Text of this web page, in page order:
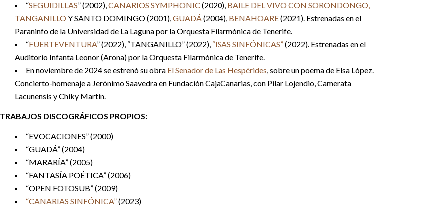
“SEGUIDILLAS” (2002),CANARIOS SYMPHONIC (2020), BAILE DEL VIVO CON SORONDONGO,
TANGANILLOY SANTO DOMINGO (2001),GUADÁ(2004), BENAHOARE(2021). Estrenadas en el
Paraninfo de la Universidad de La Laguna por la Orquesta Filarmónica de Tenerife.
“FUERTEVENTURA” (2022), “TANGANILLO” (2022), “ISAS SINFÓNICAS”(2022). Estrenadas en el
Auditorio Infanta Leonor (Arona) por la Orquesta Filarmónica de Tenerife.
En noviembre de 2024 se estrenó su obra El Senador de Las Hespérides, sobre un poema de Elsa López.
Concierto-homenaje a Jerónimo Saavedra en Fundación CajaCanarias, con Pilar Lojendio, Camerata
Lacunensis y Chiky Martín.
TRABAJOS DISCOGRÁFICOS PROPIOS:
“EVOCACIONES” (2000)
“GUADÁ” (2004)
“MARARÍA” (2005)
“FANTASÍA POÉTICA” (2006)
“OPEN FOTOSUB” (2009)
“CANARIAS SINFÓNICA”(2023)